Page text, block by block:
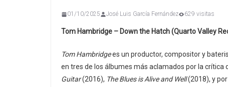
01/10/2025 José Luis García Fernández 629 visitas
Tom Hambridge – Down the Hatch (Quarto Valley
Tom Hambridgees un productor, compositor y
en tres de los álbumes más aclamados por la crítica
Guitar(2016), The Blues is Alive and Well(2018), y